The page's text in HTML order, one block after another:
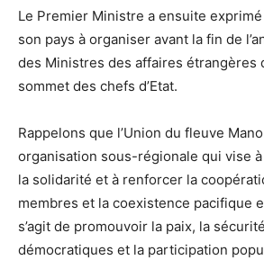
Le Premier Ministre a ensuite
son pays à organiser avant la fin de
des Ministres des affaires étrangères
sommet des chefs d’Etat.
Rappelons que l’Union du fleuve
organisation sous-régionale qui vise
la solidarité et à renforcer la
membres et la coexistence pacifique
s’agit de promouvoir la paix, la
démocratiques et la participation